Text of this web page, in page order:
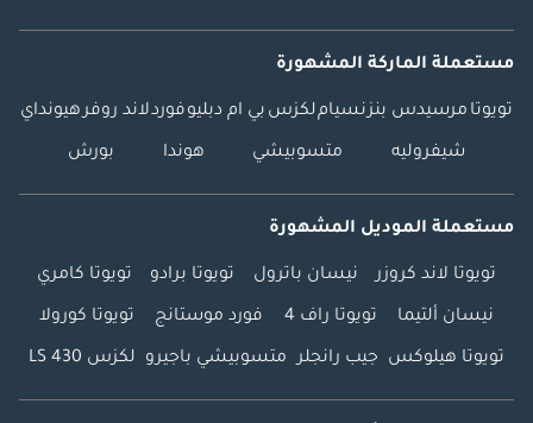
مستعملة الماركة المشهورة
تويوتا مرسيدس بنزنسياملكزس بي ام دبليوفوردلاند روفرهيونداي
شيفروليه متسوبيشي هوندا بورش
مستعملة الموديل المشهورة
تويوتا لاند كروزر نيسان باترول تويوتا برادو تويوتا كامري
نيسان ألتيما تويوتا راف 4 فورد موستانج تويوتا كورولا
تويوتا هيلوكس جيب رانجلر متسوبيشي باجيرو لكزس LS 430